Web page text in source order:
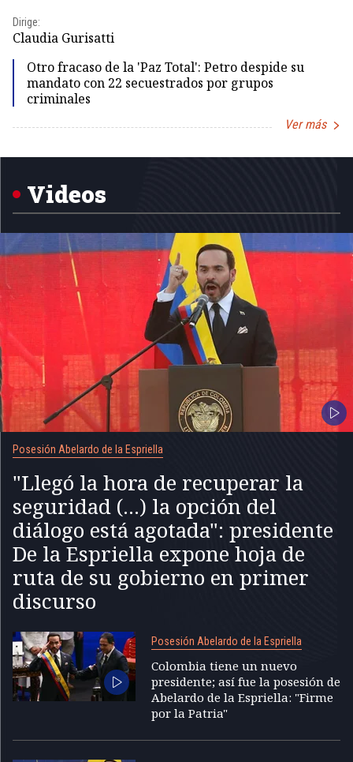
Dirige:
Claudia Gurisatti
Otro fracaso de la 'Paz Total': Petro despide su
mandato con 22 secuestrados por grupos
criminales
Ver más
1
Videos
Posesión Abelardo de la Espriella
"Llegó la hora de recuperar la
seguridad (...) la opción del
diálogo está agotada": presidente
De la Espriella expone hoja de
ruta de su gobierno en primer
discurso
Posesión Abelardo de la Espriella
Colombia tiene un nuevo
presidente; así fue la posesión de
Abelardo de la Espriella: "Firme
por la Patria"